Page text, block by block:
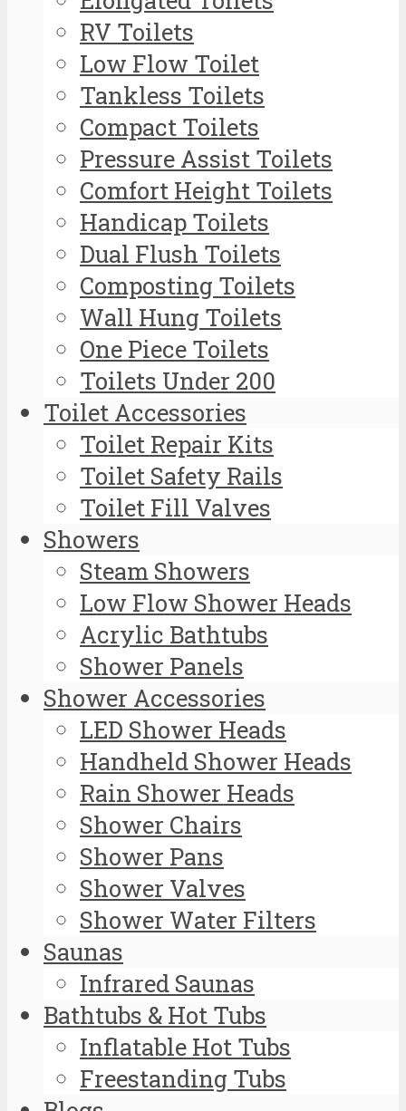
RV Toilets
Low Flow Toilet
Tankless Toilets
Compact Toilets
Pressure Assist Toilets
Comfort Height Toilets
Handicap Toilets
Dual Flush Toilets
Composting Toilets
Wall Hung Toilets
One Piece Toilets
Toilets Under 200
Toilet Accessories
Toilet Repair Kits
Toilet Safety Rails
Toilet Fill Valves
Showers
Steam Showers
Low Flow Shower Heads
Acrylic Bathtubs
Shower Panels
Shower Accessories
LED Shower Heads
Handheld Shower Heads
Rain Shower Heads
Shower Chairs
Shower Pans
Shower Valves
Shower Water Filters
Saunas
Infrared Saunas
Bathtubs & Hot Tubs
Inflatable Hot Tubs
Freestanding Tubs